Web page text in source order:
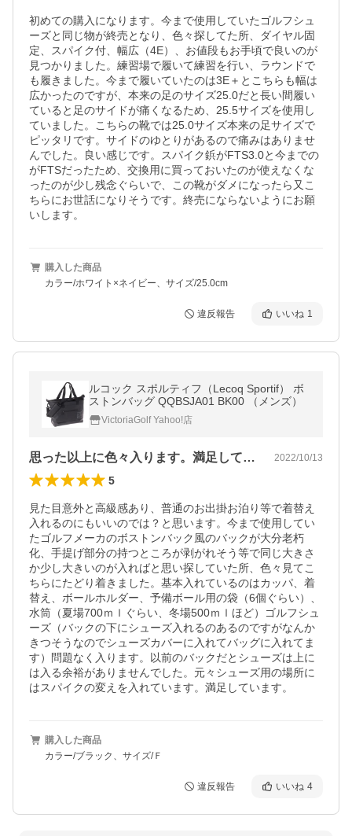
初めての購入になります。今まで使用していたゴルフシュ
ーズと同じ物が終売となり、色々探してた所、ダイヤル固
定、スパイク付、幅広（4E）、お値段もお手頃で良いのが
見つかりました。練習場で履いて練習を行い、ラウンドで
も履きました。今まで履いていたのは3E＋とこちらも幅は
広かったのですが、本来の足のサイズ25.0だと長い間履い
ていると足のサイドが痛くなるため、25.5サイズを使用し
ていました。こちらの靴では25.0サイズ本来の足サイズで
ピッタリです。サイドのゆとりがあるので痛みはありませ
んでした。良い感じです。スパイク鋲がFTS3.0と今までの
がFTSだったため、交換用に買っておいたのが使えなくな
ったのが少し残念ぐらいで、この靴がダメになったら又こ
ちらにお世話になりそうです。終売にならないようにお願
いします。
購入した商品
カラー/ホワイト×ネイビー、サイズ/25.0cm
違反報告 いいね 1
ルコック スポルティフ（Lecoq Sportif） ボ
ストンバッグ QQBSJA01 BK00 （メンズ）
VictoriaGolf Yahoo!店
思った以上に色々入ります。満足しています 2022/10/13
5
見た目意外と高級感あり、普通のお出掛お泊り等で着替え
入れるのにもいいのでは？と思います。今まで使用してい
たゴルフメーカのボストンバック風のバックが大分老朽
化、手提げ部分の持つところが剥がれそう等で同じ大きさ
か少し大きいのが入ればと思い探していた所、色々見てこ
ちらにたどり着きました。基本入れているのはカッパ、着
替え、ボールホルダー、予備ボール用の袋（6個ぐらい）、
水筒（夏場700ｍｌぐらい、冬場500ｍｌほど）ゴルフシュ
ーズ（バックの下にシューズ入れるのあるのですがなんか
きつそうなのでシューズカバーに入れてバッグに入れてま
す）問題なく入ります。以前のバックだとシューズは上に
は入る余裕がありませんでした。元々シューズ用の場所に
はスパイクの変えを入れています。満足しています。
購入した商品
カラー/ブラック、サイズ/Ｆ
違反報告 いいね 4